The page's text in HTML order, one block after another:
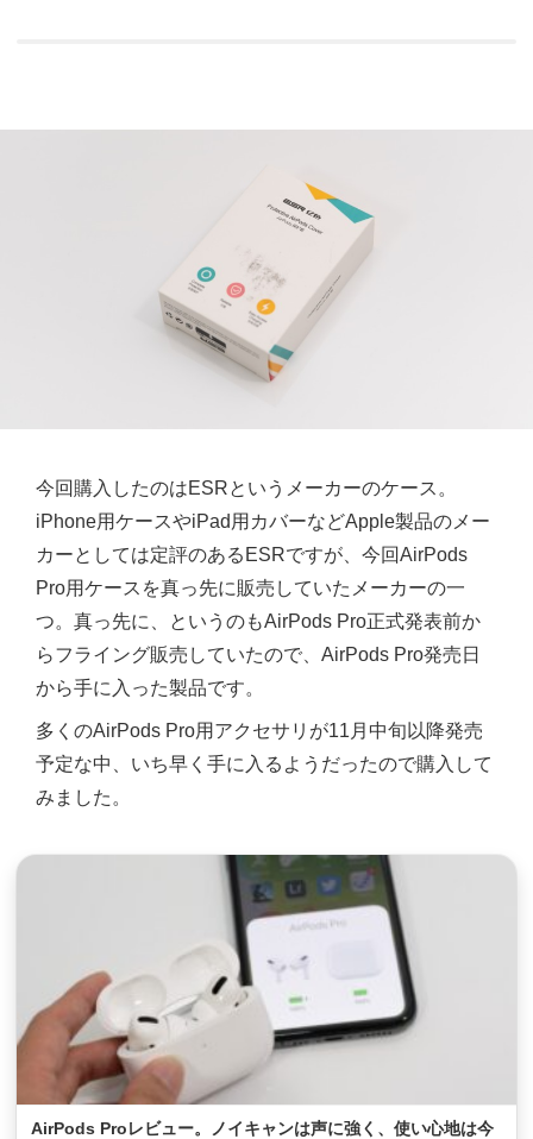
今回購入したのはESRというメーカーのケース。
iPhone用ケースやiPad用カバーなどApple製品のメー
カーとしては定評のあるESRですが、今回AirPods
Pro用ケースを真っ先に販売していたメーカーの一
つ。真っ先に、というのもAirPods Pro正式発表前か
らフライング販売していたので、AirPods Pro発売日
から手に入った製品です。
多くのAirPods Pro用アクセサリが11月中旬以降発売
予定な中、いち早く手に入るようだったので購入して
みました。
AirPods Proレビュー。ノイキャンは声に強く、使い心地は今